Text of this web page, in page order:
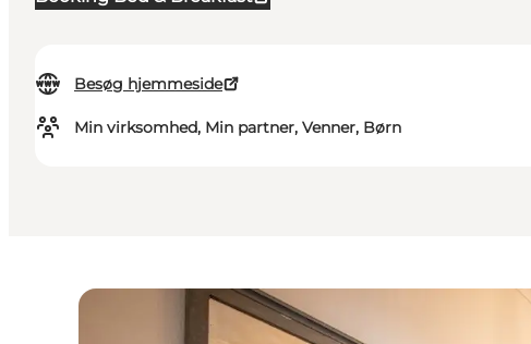
Besøg hjemmeside
Min virksomhed, Min partner, Venner, Børn